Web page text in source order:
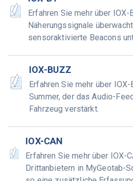
Erfahren Sie mehr über IOX-
Näherungssignale
sensoraktivierte Beacons
IOX-BUZZ
Erfahren Sie mehr über
Summer, der das Audio-
Fahrzeug verstärkt.
IOX-CAN
Erfahren Sie mehr über IOX-
Drittanbietern in MyGeotab-